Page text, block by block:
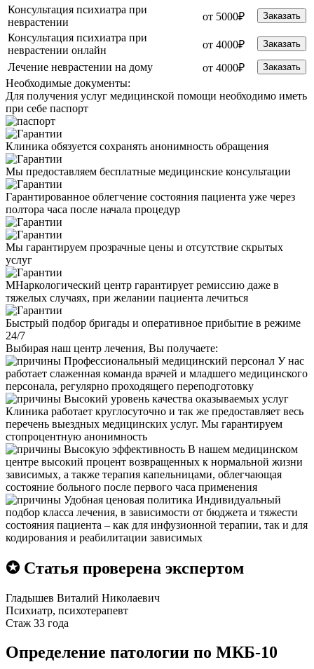
Консультация психиатра при
неврастении
от 5000₽ Заказать
Консультация психиатра при
неврастении онлайн
от 4000₽ Заказать
Лечение неврастении на дому от 4000₽ Заказать
Необходимые документы:
Для получения услуг медицинской помощи необходимо иметь
при себе паспорт
Клиника обязуется сохранять анонимность обращения
Мы предоставляем бесплатные медицинские консультации
Гарантированное облегчение состояния пациента уже через
полтора часа после начала процедур
Мы гарантируем прозрачные цены и отсутствие скрытых
услуг
МНаркологический центр гарантирует ремиссию даже в
тяжелых случаях, при желании пациента лечиться
Быстрый подбор бригады и оперативное прибытие в режиме
24/7
Выбирая наш центр лечения, Вы получаете:
Профессиональный медицинский персонал У нас
работает слаженная команда врачей и младшего медицинского
персонала, регулярно проходящего переподготовку
Высокий уровень качества оказываемых услуг
Клиника работает круглосуточно и так же предоставляет весь
перечень выездных медицинских услуг. Мы гарантируем
стопроцентную анонимность
Высокую эффективность В нашем медицинском
центре высокий процент возвращенных к нормальной жизни
зависимых, а также терапия капельницами, облегчающая
состояние больного после первого часа применения
Удобная ценовая политика Индивидуальный
подбор класса лечения, в зависимости от бюджета и тяжести
состояния пациента – как для инфузионной терапии, так и для
кодирования и реабилитации зависимых
✪ Статья проверена экспертом
Гладышев Виталий Николаевич
Психиатр, психотерапевт
Стаж 33 года
Определение патологии по МКБ-10